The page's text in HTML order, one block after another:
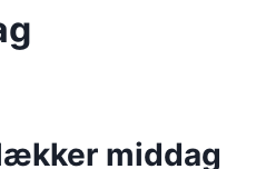
middag